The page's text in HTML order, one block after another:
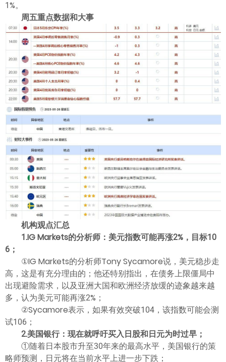
1%。
周五重点数据和大事
机构观点汇总
1.IG Markets的分析师：美元指数可能再涨2%，目标10
6；
①IG Markets的分析师Tony Sycamore说，美元稳步走
高，这是有充分理由的；他还特别指出，在债务上限僵局中
出现避险需求，以及亚洲大国和欧洲经济放缓的迹象越来越
多，认为美元可能再涨2%；
②Sycamore表示，如果有效突破104，该指数可能会测
试106；
2.美国银行：现在就呼吁买入日股和日元为时过早；
①随着日本股市升至30年来的最高水平，美国银行的策
略师预测，日元将在当前水平上进一步下跌；